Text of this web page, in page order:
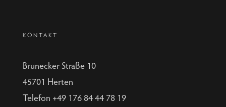
KONTAKT
Brunecker Straße 10
45701 Herten
Telefon +49 176 84 44 78 19